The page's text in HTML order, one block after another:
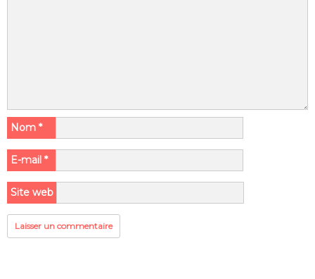
Nom *
E-mail *
Site web